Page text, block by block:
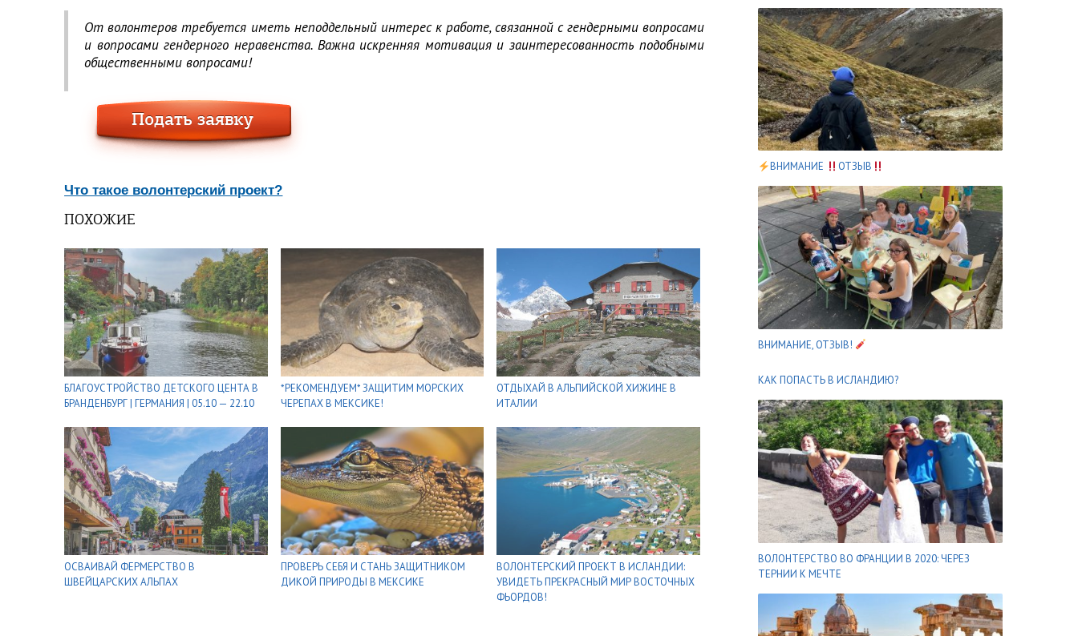
От волонтеров требуется иметь неподдельный интерес к работе, связанной с гендерными вопросами
и вопросами гендерного неравенства. Важна искренняя мотивация и заинтересованность подобными
общественными вопросами!
Что такое волонтерский проект?
ПОХОЖИЕ
БЛАГОУСТРОЙСТВО ДЕТСКОГО ЦЕНТА В
БРАНДЕНБУРГ | ГЕРМАНИЯ | 05.10 — 22.10
*РЕКОМЕНДУЕМ* ЗАЩИТИМ МОРСКИХ
ЧЕРЕПАХ В МЕКСИКЕ!
ОТДЫХАЙ В АЛЬПИЙСКОЙ ХИЖИНЕ В
ИТАЛИИ
ОСВАИВАЙ ФЕРМЕРСТВО В
ШВЕЙЦАРСКИХ АЛЬПАХ
ПРОВЕРЬ СЕБЯ И СТАНЬ ЗАЩИТНИКОМ
ДИКОЙ ПРИРОДЫ В МЕКСИКЕ
ВОЛОНТЕРСКИЙ ПРОЕКТ В ИСЛАНДИИ:
УВИДЕТЬ ПРЕКРАСНЫЙ МИР ВОСТОЧНЫХ
ФЬОРДОВ!
ВНИМАНИЕ ОТЗЫВ
ВНИМАНИЕ, ОТЗЫВ!
КАК ПОПАСТЬ В ИСЛАНДИЮ?
ВОЛОНТЕРСТВО ВО ФРАНЦИИ В 2020: ЧЕРЕЗ
ТЕРНИИ К МЕЧТЕ